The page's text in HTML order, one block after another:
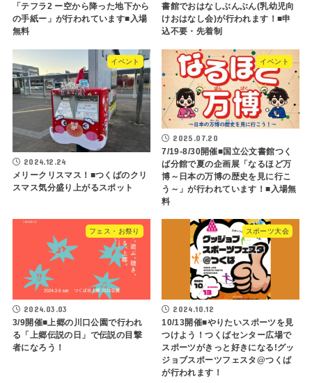
「テフラ2 ー空から降った地下から
の手紙ー」が行われています■入場
無料
書館でおはなしぶんぶん(乳幼児向
けおはなし会)が行われます！■申
込不要・先着制
イベント
2024.12.24
メリークリスマス！■つくばのクリ
スマス気分盛り上がるスポット
イベント
2025.07.20
7/19-8/30開催■国立公文書館つく
ば分館で夏の企画展「なるほど万
博～日本の万博の歴史を見に行こ
う～」が行われています！■入場無
料
フェス・お祭り
2024.03.03
3/9開催■上郷の川口公園で行われ
る「上郷伝説の日」で伝説の目撃
者になろう！
スポーツ大会
2024.10.12
10/13開催■やりたいスポーツを見
つけよう！つくばセンター広場で
スポーツがきっと好きになる!グッ
ジョブスポーツフェスタ@つくば
が行われます！